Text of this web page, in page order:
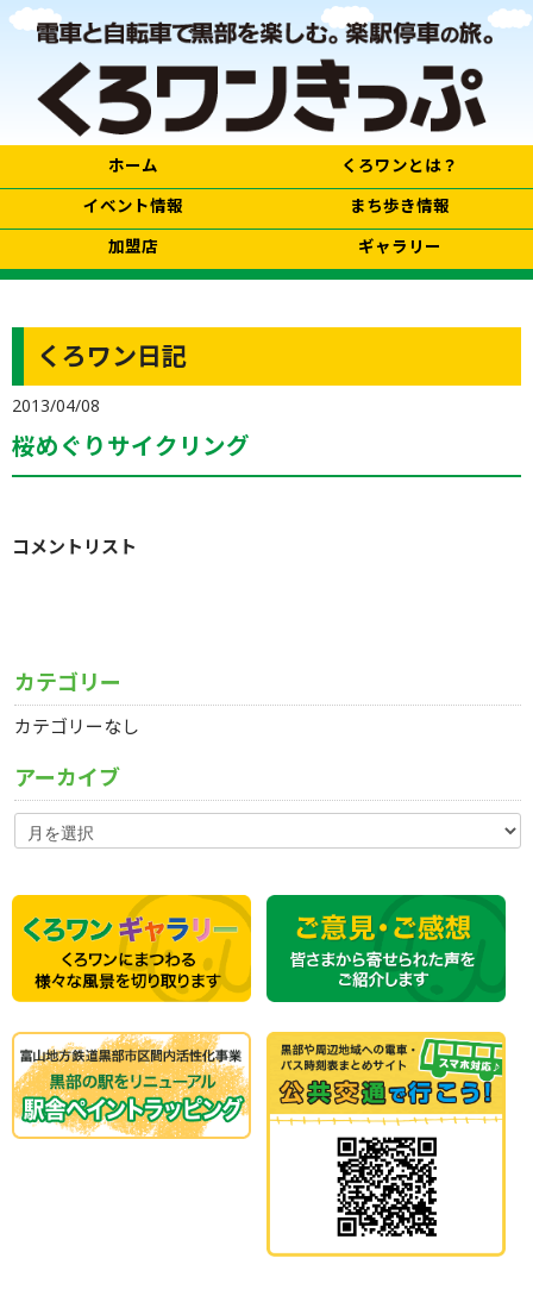
ホーム
くろワンとは？
イベント情報
まち歩き情報
加盟店
ギャラリー
くろワン日記
2013/04/08
桜めぐりサイクリング
コメントリスト
カテゴリー
カテゴリーなし
アーカイブ
ア
ー
イ
ブ